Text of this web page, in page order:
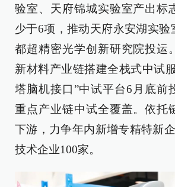
验室、天府锦城实验室产出标
少于6项，推动天府永安湖实验
都超精密光学创新研究院投运
新材料产业链搭建全栈式中试
塔脑机接口”中试平台6月底前
重点产业链中试全覆盖。依托
下游，力争年内新增专精特新
技术企业100家。